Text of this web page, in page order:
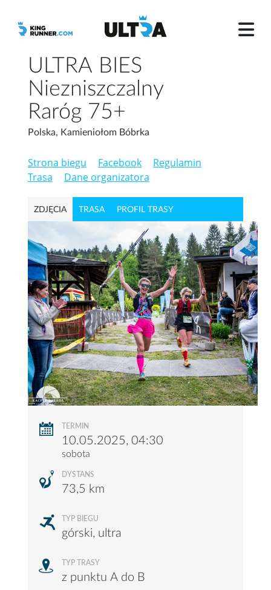
ULTRA BIES
Niezniszczalny
Raróg 75+
Polska, Kamieniołom Bóbrka
Strona biegu Facebook
Regulamin
Trasa
Dane organizatora
ZDJĘCIA TRASA PROFIL TRASY
WYPOSAŻENIE OBOWIĄZKOWE
TERMIN
10.05.2025, 04:30
sobota
DYSTANS
73,5 km
TYP BIEGU
górski, ultra
TYP TRASY
z punktu A do B